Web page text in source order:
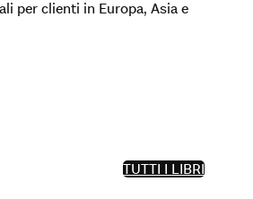
per clienti in Europa, Asia e
TUTTI I LIBRI